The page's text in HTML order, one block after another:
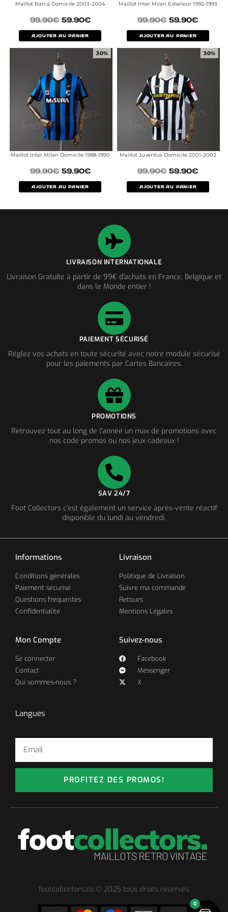
Maillot Barca Domicile 2003-2004
99.90€ 59.90€
AJOUTER AU PANIER
Maillot Inter Milan Exterieur 1992-1993
99.90€ 59.90€
AJOUTER AU PANIER
30%
Maillot Inter Milan Domicile 1988-1990
99.90€ 59.90€
AJOUTER AU PANIER
30%
Maillot Juventus Domicile 2001-2002
99.90€ 59.90€
AJOUTER AU PANIER
LIVRAISON INTERNATIONALE
Livraison Gratuite à partir de 99€ d'achats en France, Belgique et
dans le Monde entier !
PAIEMENT SÉCURISÉ
Réglez vos achats en toute sécurité avec notre module sécurisé
pour les paiements par Cartes Bancaires.
PROMOTIONS
Retrouvez tout au long de l'année un max de promotions avec
nos code promos ou nos jeux cadeaux !
SAV 24/7
Foot Collectors c'est également un service après-vente réactif
disponible du lundi au vendredi.
Informations
Conditions générales
Paiement sécurisé
Questions fréquentes
Confidentialité
Livraison
Politique de Livraison
Suivre ma commande
Retours
Mentions Légales
Mon Compte
Se connecter
Contact
Qui sommes-nous ?
Suivez-nous
Facebook
Messenger
X
Langues
PROFITEZ DES PROMOS!
footcollectors.co © 2025 tous droits réservés
0